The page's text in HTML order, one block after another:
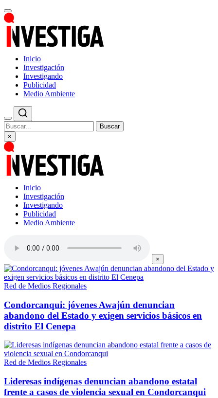
Inicio
Investigación
Investigando
Publicidad
Medio Ambiente
Buscar
×
Inicio
Investigación
Investigando
Publicidad
Medio Ambiente
×
Red de Medios Regionales
Condorcanqui: jóvenes Awajún denuncian
abandono del Estado y exigen servicios básicos en
distrito El Cenepa
Red de Medios Regionales
Lideresas indígenas denuncian abandono estatal
frente a casos de violencia sexual en Condorcanqui